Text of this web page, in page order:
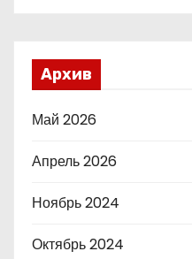
Архив
Май 2026
Апрель 2026
Ноябрь 2024
Октябрь 2024